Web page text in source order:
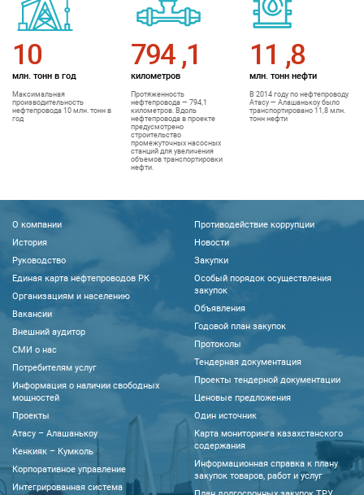
10
млн. тонн в год
Максимальная
производительность
нефтепровода 10 млн. тонн в
год
794,1
километров
Протяженность
нефтепровода — 794,1
километров. Вдоль
нефтепровода в проекте
предусмотрено
строительство
промежуточных насосных
станций для увеличения
объемов транспортировки
нефти.
11 ,8
млн. тонн нефти
В 2014 году по нефтепроводу
Атасу — Алашанькоу было
транспортировано 11,8 млн.
тонн нефти
О компании
История
Руководство
Единая карта нефтепроводов РК
Организациям и населению
Вакансии
Внешний аудитор
CМИ о нас
Потребителям услуг
Информация о наличии свободных
мощностей
Проекты
Атасу – Алашанькоу
Кенкияк – Кумколь
Корпоративное управление
Интегрированная система
Противодействие коррупции
Новости
Закупки
Особый порядок осуществления
закупок
Объявления
Годовой план закупок
Протоколы
Тендерная документация
Проекты тендерной документации
Ценовые предложения
Один источник
Карта мониторинга казахстанского
содержания
Информационная справка к плану
закупок товаров, работ и услуг